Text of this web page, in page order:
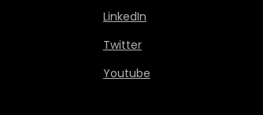
LinkedIn
Twitter
Youtube